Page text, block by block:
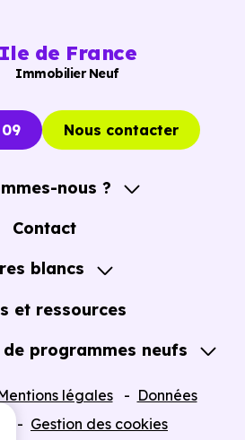
Ile de France
Immobilier Neuf
Nous contacter
nous ?
A propos
Contact
blancs
immobilier neuf en VEFA
et ressources
programmes neufs
neufs Dispositif Jeanbrun
légales
Données
Gestion des cookies